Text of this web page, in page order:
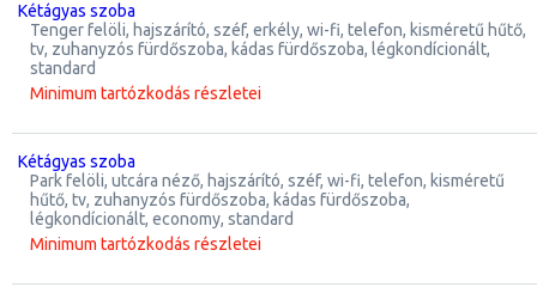
kétágyas szoba
tenger felöli, hajszárító, széf, erkély, wi-fi, telefon, kisméretű hűtő,
tv, zuhanyzós fürdőszoba, kádas fürdőszoba, légkondícionált,
standard
Minimum tartózkodás részletei
kétágyas szoba
park felöli, utcára néző, hajszárító, széf, wi-fi, telefon, kisméretű
hűtő, tv, zuhanyzós fürdőszoba, kádas fürdőszoba,
légkondícionált, economy, standard
Minimum tartózkodás részletei